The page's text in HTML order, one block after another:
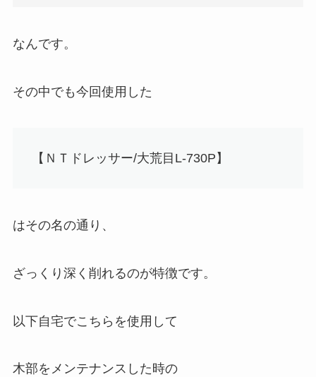
なんです。
その中でも今回使用した
【ＮＴドレッサー/大荒目L-730P】
はその名の通り、
ざっくり深く削れるのが特徴です。
以下自宅でこちらを使用して
木部をメンテナンスした時の